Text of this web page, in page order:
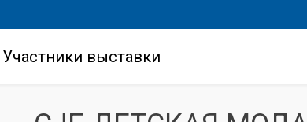
Участники выставки